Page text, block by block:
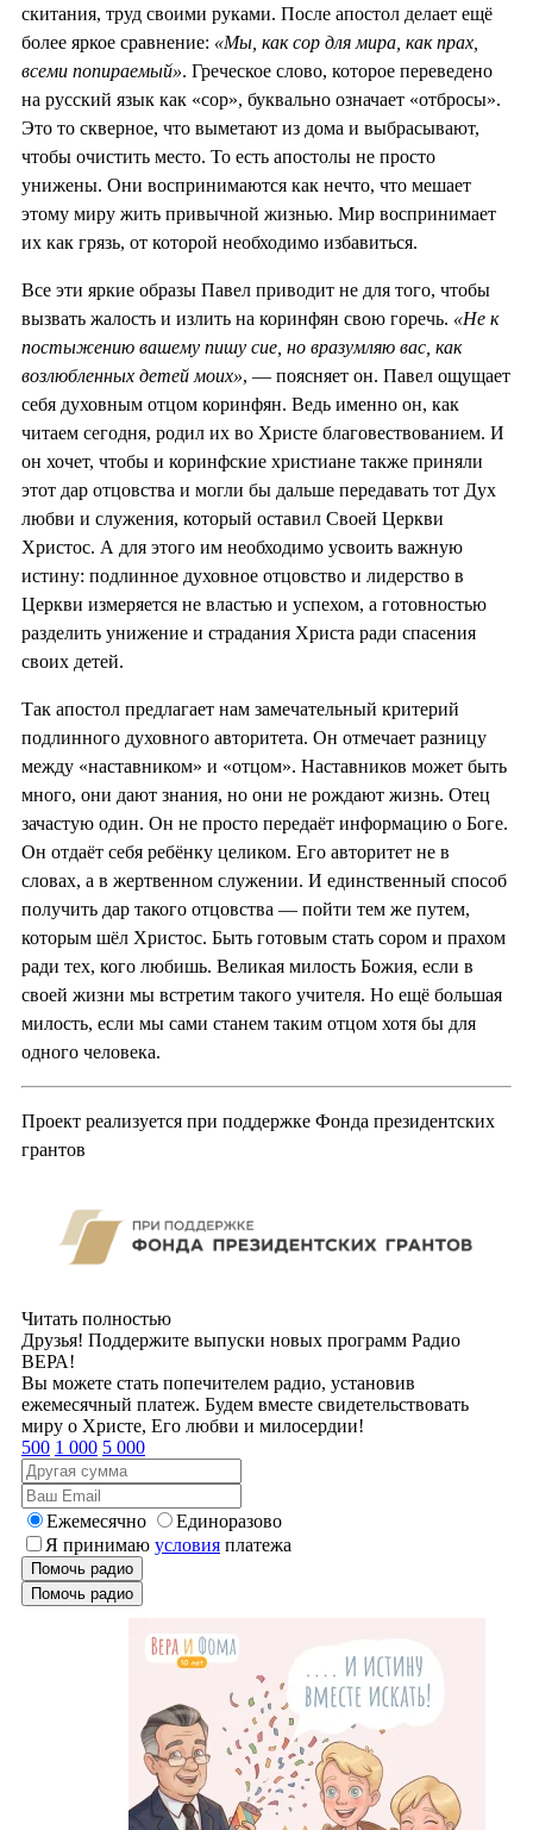
скитания, труд своими руками. После апостол делает ещё
более яркое сравнение: «Мы, как сор для мира, как прах,
всеми попираемый». Греческое слово, которое переведено
на русский язык как «сор», буквально означает «отбросы».
Это то скверное, что выметают из дома и выбрасывают,
чтобы очистить место. То есть апостолы не просто
унижены. Они воспринимаются как нечто, что мешает
этому миру жить привычной жизнью. Мир воспринимает
их как грязь, от которой необходимо избавиться.
Все эти яркие образы Павел приводит не для того, чтобы
вызвать жалость и излить на коринфян свою горечь. «Не к
постыжению вашему пишу сие, но вразумляю вас, как
возлюбленных детей моих», — поясняет он. Павел ощущает
себя духовным отцом коринфян. Ведь именно он, как
читаем сегодня, родил их во Христе благовествованием. И
он хочет, чтобы и коринфские христиане также приняли
этот дар отцовства и могли бы дальше передавать тот Дух
любви и служения, который оставил Своей Церкви
Христос. А для этого им необходимо усвоить важную
истину: подлинное духовное отцовство и лидерство в
Церкви измеряется не властью и успехом, а готовностью
разделить унижение и страдания Христа ради спасения
своих детей.
Так апостол предлагает нам замечательный критерий
подлинного духовного авторитета. Он отмечает разницу
между «наставником» и «отцом». Наставников может быть
много, они дают знания, но они не рождают жизнь. Отец
зачастую один. Он не просто передаёт информацию о Боге.
Он отдаёт себя ребёнку целиком. Его авторитет не в
словах, а в жертвенном служении. И единственный способ
получить дар такого отцовства — пойти тем же путем,
которым шёл Христос. Быть готовым стать сором и прахом
ради тех, кого любишь. Великая милость Божия, если в
своей жизни мы встретим такого учителя. Но ещё большая
милость, если мы сами станем таким отцом хотя бы для
одного человека.
Проект реализуется при поддержке Фонда президентских
грантов
Читать полностью
Друзья! Поддержите выпуски новых программ Радио
ВЕРА!
Вы можете стать попечителем радио, установив
ежемесячный платеж. Будем вместе свидетельствовать
миру о Христе, Его любви и милосердии!
500 1 000 5 000
Ежемесячно
Единоразово
Я принимаю условия платежа
Помочь радио
Помочь радио